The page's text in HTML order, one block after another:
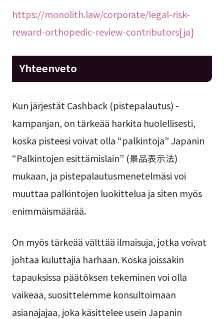
https://monolith.law/corporate/legal-risk-
reward-orthopedic-review-contributors[ja]
Yhteenveto
Kun järjestät Cashback (pistepalautus) -
kampanjan, on tärkeää harkita huolellisesti,
koska pisteesi voivat olla “palkintoja” Japanin
“Palkintojen esittämislain” (景品表示法)
mukaan, ja pistepalautusmenetelmäsi voi
muuttaa palkintojen luokittelua ja siten myös
enimmäismäärää.
On myös tärkeää välttää ilmaisuja, jotka voivat
johtaa kuluttajia harhaan. Koska joissakin
tapauksissa päätöksen tekeminen voi olla
vaikeaa, suosittelemme konsultoimaan
asianajajaa, joka käsittelee usein Japanin